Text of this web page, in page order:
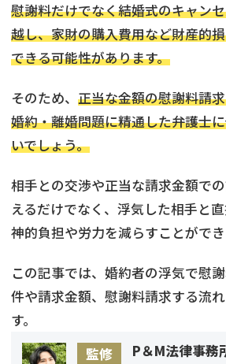
慰謝料だけでなく結婚式のキャン
越し、家財の購入費用など財産的
できる可能性があります。
そのため、 正当な金額の慰謝料請
婚約・離婚問題に精通した弁護士
いでしょう。
相手との交渉や正当な請求金額で
えるだけでなく、浮気した相手と
神的負担や労力を減らすことができ
この記事では、婚約者の浮気で慰
件や請求金額、慰謝料請求する流
す。
監修
P＆M法律事務